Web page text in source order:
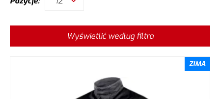
Wyświetlić według filtra
ZIMA